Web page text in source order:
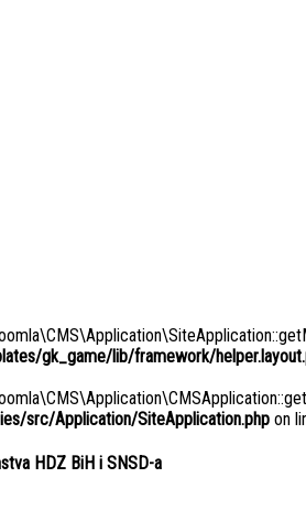
gk_game/lib/framework/
src/Application/SiteApplication.php on
HDZ BiH i SNSD-a